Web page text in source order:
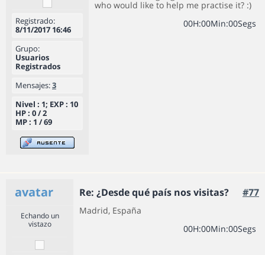
Registrado:
8/11/2017 16:46
Grupo:
Usuarios
Registrados
Mensajes:3
Nivel : 1; EXP : 10
HP : 0 / 2
MP : 1 / 69
who would like to help me practise it? :)
00H:00Min:00Segs
avatar Re: ¿Desde qué país nos visitas? #77
Echando un
vistazo
Madrid, España
00H:00Min:00Segs